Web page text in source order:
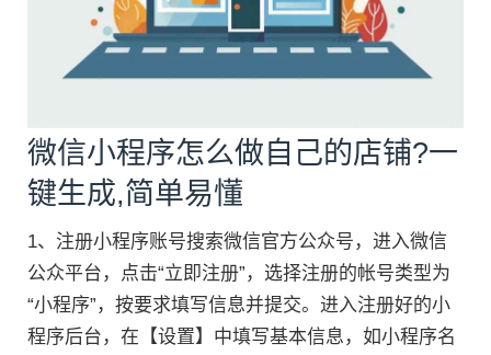
微信小程序怎么做自己的店铺?一
键生成,简单易懂
1、注册小程序账号搜索微信官方公众号，进入微信
公众平台，点击“立即注册”，选择注册的帐号类型为
“小程序”，按要求填写信息并提交。进入注册好的小
程序后台，在【设置】中填写基本信息，如小程序名